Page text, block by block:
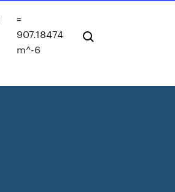
=
907.18474
m^-6